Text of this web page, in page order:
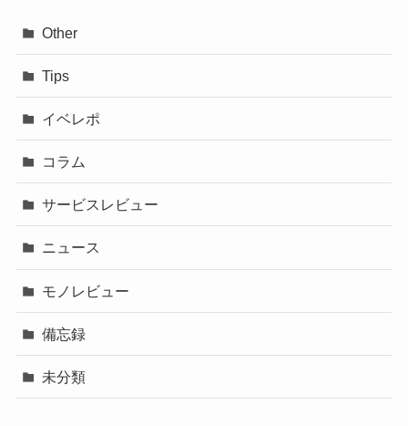
Other
Tips
イベレポ
コラム
サービスレビュー
ニュース
モノレビュー
備忘録
未分類